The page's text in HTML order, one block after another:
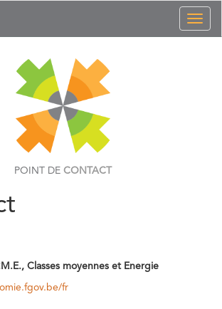
POINT DE CONTACT
Classes moyennes et Energie
fr